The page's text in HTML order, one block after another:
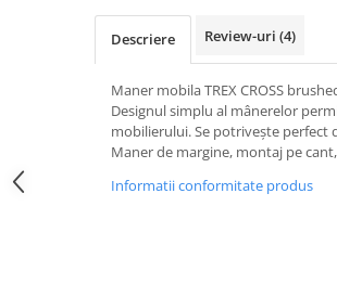
Descriere Review-uri (4)
Maner mobila TREX CROSS
Designul simplu al mânerelor
mobilierului. Se potrivește
Maner de margine, montaj pe
Informatii conformitate produs